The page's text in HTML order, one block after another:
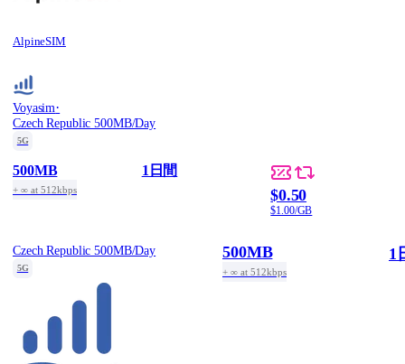
AlpineSIM
Voyasim·
Czech Republic 500MB/Day
5G
500MB
+ ∞ at 512kbps
1日間
$0.50
$1.00/GB
Czech Republic 500MB/Day
5G
500MB
+ ∞ at 512kbps
1